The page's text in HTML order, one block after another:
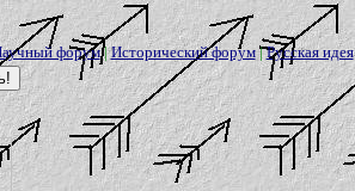
форум|Исторический форум|Русская идея